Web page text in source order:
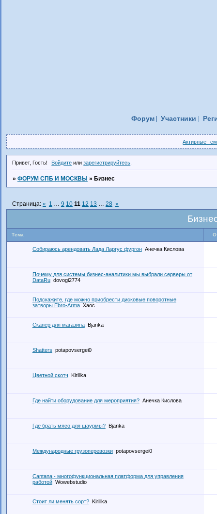
Форум Участники
Активные
Привет, Гость! Войдите илизарегистрируйтесь
» ФОРУМ СПБ И МОСКВЫ » Бизнес
Страница: « 1 … 9 10 11 12 13 … 28 »
Тема
Собираюсь арендовать Лада Ларгус фургон Анечка Кислова
Почему для системы бизнес-аналитики мы выбрали серверы от
DataRu dovogi2774
Подскажите, где можно приобрести дисковые поворотные
затворы Ebro-Arma Хаос
Сканер для магазина Bjanka
Shatters potapovsergei0
Цветной скотч Kirillka
Где найти оборудование для мероприятия? Анечка Кислова
Где брать мясо для шаурмы? Bjanka
Международные грузоперевозки potapovsergei0
Cantana - многофункциональная платформа для управления
работой Wowebstudio
Стоит ли менять сорт? Kirillka